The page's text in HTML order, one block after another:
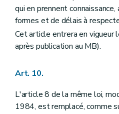
qui en prennent
formes et de délais à
Cet article entrera en
après publication au MB).
Art. 10.
L'article 8 de la même loi,
1984, est remplacé, comme